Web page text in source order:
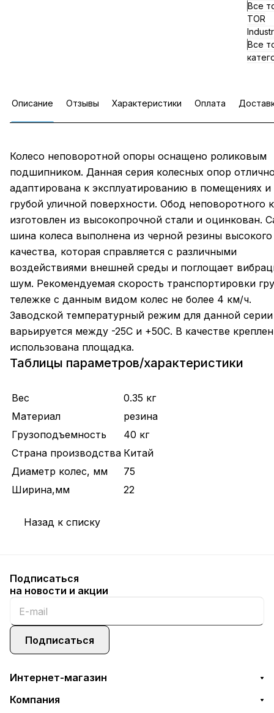
Все
TOR
Все
Описание Отзывы Характеристики Оплата
Колесо неповоротной опоры оснащено роликовым
подшипником. Данная серия колесных опор
адаптирована к эксплуатированию в помещениях и
грубой уличной поверхности. Обод неповоротного
изготовлен из высокопрочной стали и оцинкован.
шина колеса выполнена из черной резины высокого
качества, которая справляется с различными
воздействиями внешней среды и поглощает
шум. Рекомендуемая скорость транспортировки
тележке с данным видом колес не более 4 км/ч.
Заводской температурный режим для данной серии
варьируется между -25С и +50С. В качестве
использована площадка.
Таблицы параметров/характеристики
Вес
0.35 кг
Материал
резина
Грузоподъемность
40 кг
Страна производства Китай
Диаметр колес, мм
75
Ширина,мм
22
Назад к списку
Подписаться
на новости и акции
Подписаться
Интернет-магазин
Компания